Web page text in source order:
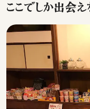
ここでしか出会え